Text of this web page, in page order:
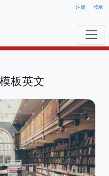
注册 登录
板英文